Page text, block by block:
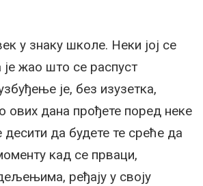
у знаку школе. Неки јој се
је жао што се распуст
је, без изузетка,
ових дана прођете поред неке
да будете те среће да
кад се прваци,
ређају у своју